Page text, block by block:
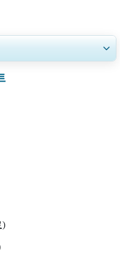
프로필, 경쟁 벤치마킹, 및 최
)